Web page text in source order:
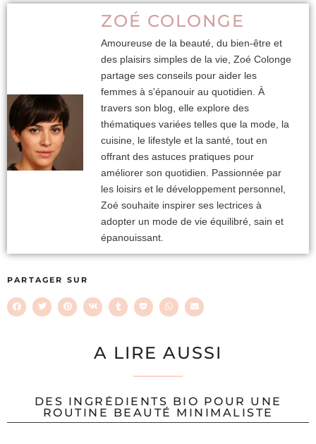
ZOÉ COLONGE
Amoureuse de la beauté, du bien-être et
des plaisirs simples de la vie, Zoé Colonge
partage ses conseils pour aider les
femmes à s'épanouir au quotidien. À
travers son blog, elle explore des
thématiques variées telles que la mode, la
cuisine, le lifestyle et la santé, tout en
offrant des astuces pratiques pour
améliorer son quotidien. Passionnée par
les loisirs et le développement personnel,
Zoé souhaite inspirer ses lectrices à
adopter un mode de vie équilibré, sain et
épanouissant.
PARTAGER SUR
A LIRE AUSSI
DES INGRÉDIENTS BIO POUR UNE
ROUTINE BEAUTÉ MINIMALISTE